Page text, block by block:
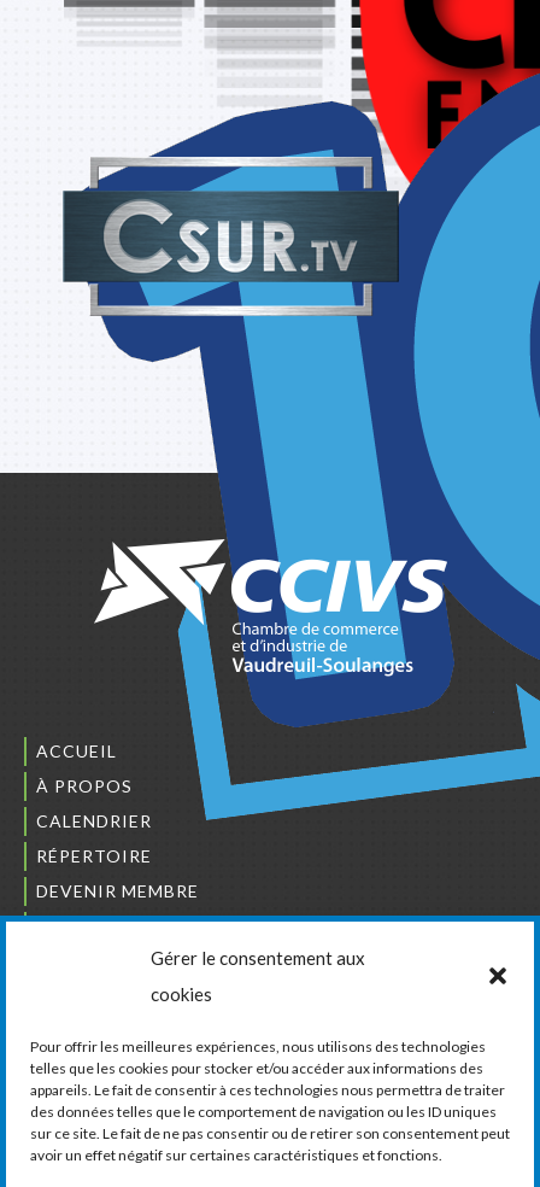
Gérer le consentement aux
cookies
Pour offrir les meilleures expériences, nous utilisons des technologies
telles que les cookies pour stocker et/ou accéder aux informations des
appareils. Le fait de consentir à ces technologies nous permettra de traiter
des données telles que le comportement de navigation ou les ID uniques
sur ce site. Le fait de ne pas consentir ou de retirer son consentement peut
avoir un effet négatif sur certaines caractéristiques et fonctions.
ACCUEIL
À PROPOS
CALENDRIER
RÉPERTOIRE
DEVENIR MEMBRE
NOUS JOINDRE
L’ORDRE DES BÂTISSEURS
LA CHAMBRE DE COMMERCE ET D’INDUSTRIE
DE VAUDREUIL-SOULANGES
11, boul. de la Cité-des-Jeunes, Suite 201